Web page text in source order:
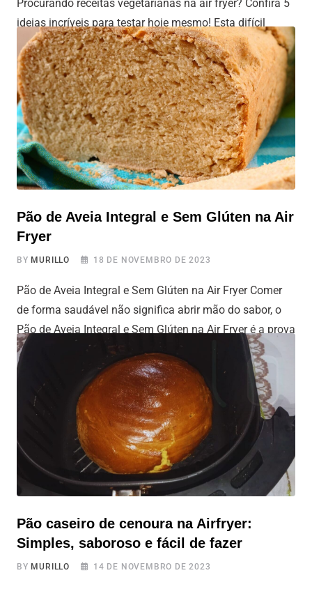
Procurando receitas vegetarianas na air fryer? Confira 5
ideias incríveis para testar hoje mesmo! Esta difícil
encontrar receitas vegetarianas que sejam não apenas
saudáveis, mas também deliciosas para fazer na sua air
fryer? Agora você encontrou! O Tudo Air Fryer está aqui
para facilitar sua vida e trazer a resposta para você! São
cinco receitas
Pão de Aveia Integral e Sem Glúten na Air
Fryer
BYMURILLO 18 DE NOVEMBRO DE 2023
Pão de Aveia Integral e Sem Glúten na Air Fryer Comer
de forma saudável não significa abrir mão do sabor, o
Pão de Aveia Integral e Sem Glúten na Air Fryer é a prova
viva disso. Esta receita é a opção ideal se você deseja
uma alternativa saborosa e nutritiva, que também seja
livre de
Pão caseiro de cenoura na Airfryer:
Simples, saboroso e fácil de fazer
BYMURILLO 14 DE NOVEMBRO DE 2023